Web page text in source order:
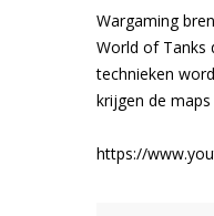
Wargaming
World of Tanks
technieken
krijgen de
https://